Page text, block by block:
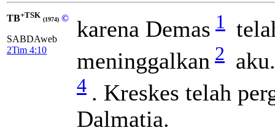
TB+TSK (1974) ©
SABDAweb
2Tim 4:10
karena Demas 1
meninggalkan 2
4 . Kreskes telah
Dalmatia.